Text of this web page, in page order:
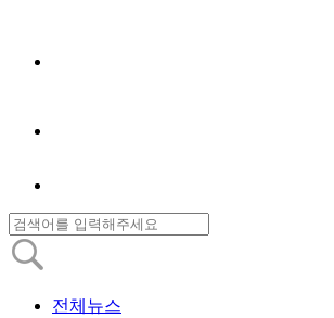
전체뉴스